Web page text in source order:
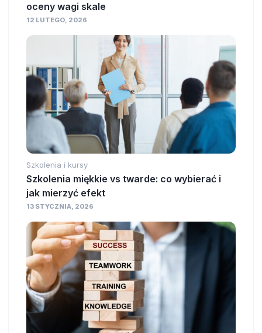
oceny wagi skale
12 LUTEGO, 2026
Szkolenia i kursy
Szkolenia miękkie vs twarde: co wybierać i
jak mierzyć efekt
13 STYCZNIA, 2026